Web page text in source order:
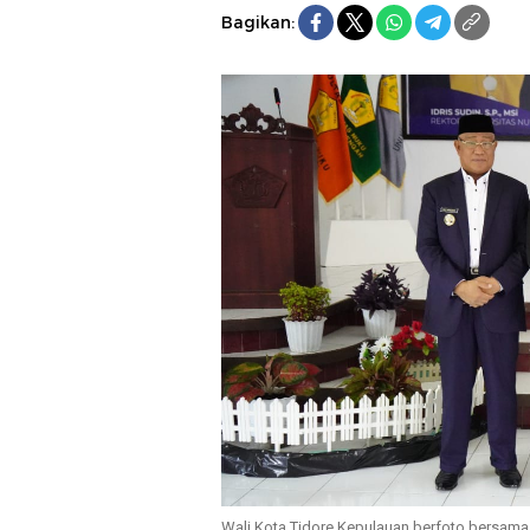
Bagikan:
Wali Kota Tidore Kepulauan berfoto